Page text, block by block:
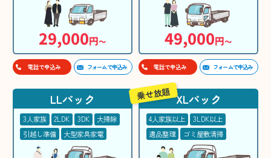
29,000円〜
電話で申込み フォームで申込み
49,000円〜
電話で申込み フォームで申込み
LLパック
3人家族 2LDK 3DK
大掃除
引越し準備
大型家具家電
XLパック
4人家族以上
3LDK以上
遺品整理
ゴミ屋敷清掃
乗せ放題